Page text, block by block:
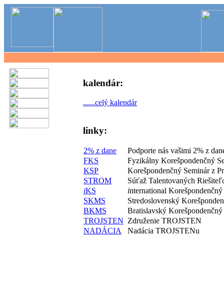
kalendár:
......celý kalendár
linky:
2% z dane
Podporte nás vašimi 2% z
FKS
Fyzikálny Korešpondenčný
KSP
Korešpondenčný Seminár z
STROM
Súťaž Talentovaných
iKS international Korešpondenčný
SKMS
Stredoslovenský
BKMS
Bratislavský
TROJSTEN Združenie TROJSTEN
NADÁCIA
Nadácia TROJSTENu